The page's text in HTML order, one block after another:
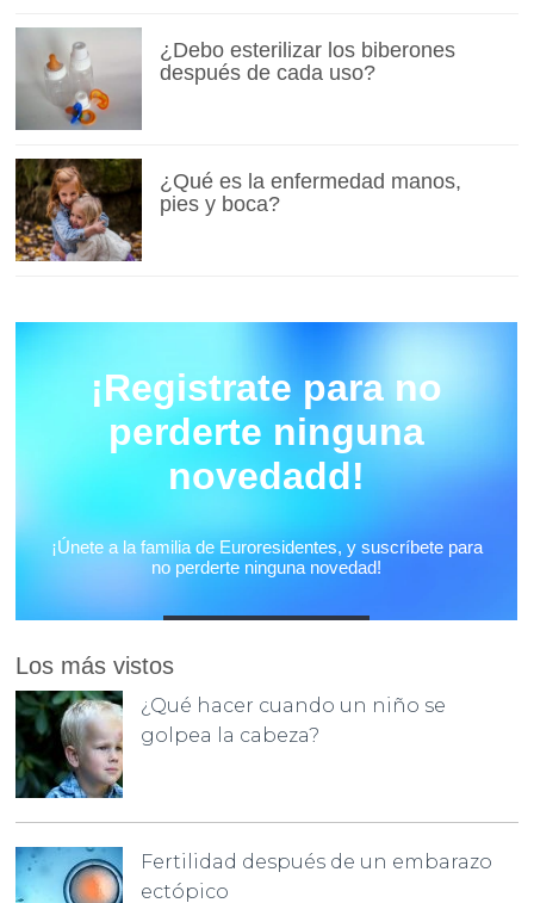
¿Debo esterilizar los biberones
después de cada uso?
¿Qué es la enfermedad manos,
pies y boca?
Los más vistos
¿Qué hacer cuando un niño se
golpea la cabeza?
Fertilidad después de un embarazo
ectópico